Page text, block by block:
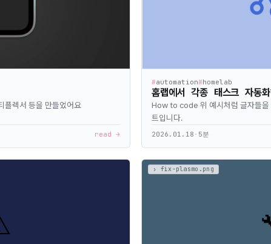
플렉서 등을 만들었어요
read →
#automation#homelab
홈랩에서 각종 태스크 자동화
How to code 위 예시처럼 글자들을
트입니다.
2026.01.18 · 5분